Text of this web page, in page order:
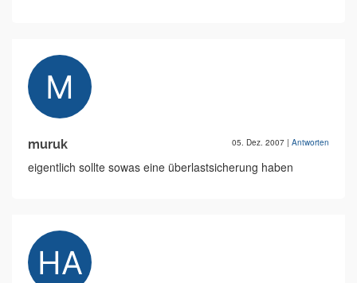
muruk 05. Dez. 2007 | Antworten
eigentlich sollte sowas eine überlastsicherung haben